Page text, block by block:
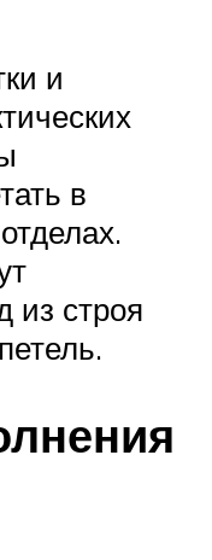
и
в
из строя